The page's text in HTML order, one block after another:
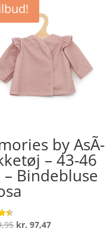
by AsÃ­
– 43-46
– Bindebluse
Den
kr. 97,47Den